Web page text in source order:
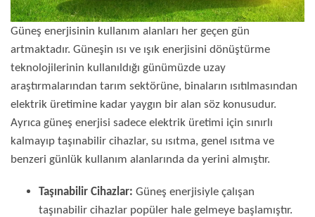
Güneş enerjisinin kullanım alanları her geçen gün
artmaktadır. Güneşin ısı ve ışık enerjisini dönüştürme
teknolojilerinin kullanıldığı günümüzde uzay
araştırmalarından tarım sektörüne, binaların ısıtılmasından
elektrik üretimine kadar yaygın bir alan söz konusudur.
Ayrıca güneş enerjisi sadece elektrik üretimi için sınırlı
kalmayıp taşınabilir cihazlar, su ısıtma, genel ısıtma ve
benzeri günlük kullanım alanlarında da yerini almıştır.
Taşınabilir Cihazlar: Güneş enerjisiyle çalışan
taşınabilir cihazlar popüler hale gelmeye başlamıştır.